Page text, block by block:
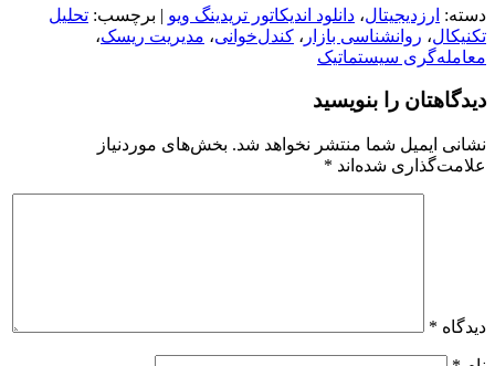
دسته: ارزدیجیتال، دانلود اندیکاتور تریدینگ ویو | برچسب: تحلیل
تکنیکال، روانشناسی بازار ، کندل‌خوانی، مدیریت ریسک،
معامله‌گری سیستماتیک
دیدگاهتان را بنویسید
نشانی ایمیل شما منتشر نخواهد شد. بخش‌های موردنیاز
علامت‌گذاری شده‌اند *
دیدگاه *